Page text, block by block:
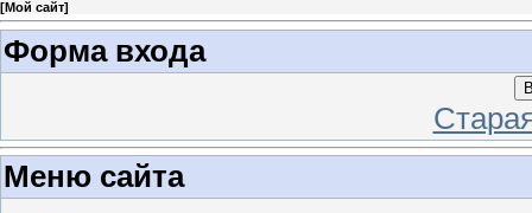
[Мой сайт]
Форма входа
Меню сайта